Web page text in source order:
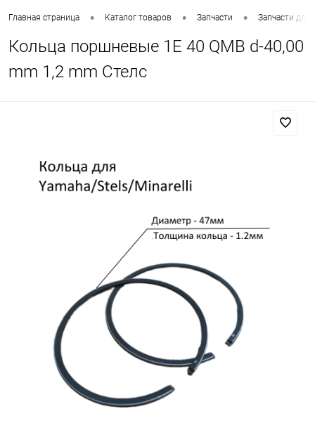
Главная страница • Каталог товаров • Запчасти • Запчасти для
Кольца поршневые 1E 40 QMB d-40,00
mm 1,2 mm Стелс